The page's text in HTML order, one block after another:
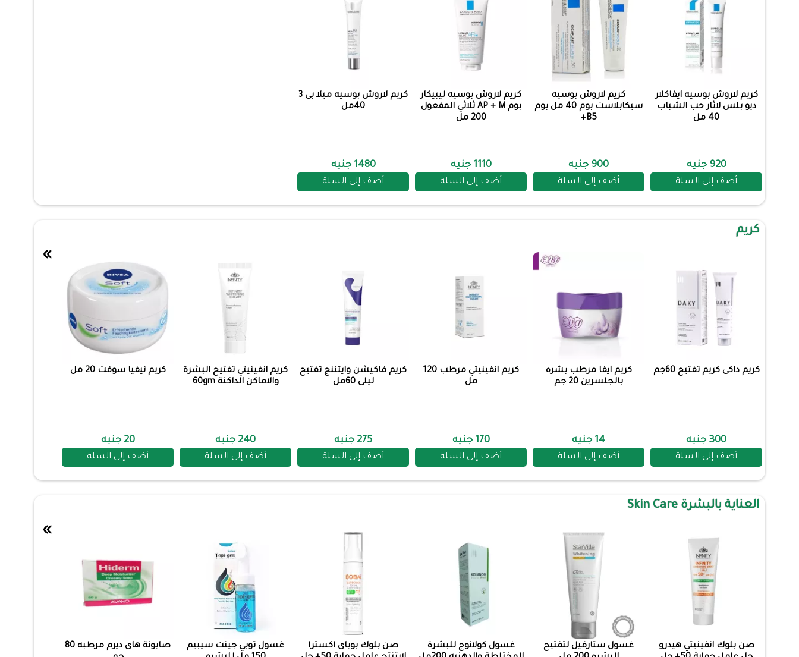
كريم لاروش بوسيه ايفاكلار
ديو بلس لاثار حب الشباب
40 مل
920 جنيه
أضف إلى السلة
كريم لاروش بوسيه
سيكابلاست بوم 40 مل بوم
B5+
900 جنيه
أضف إلى السلة
كريم لاروش بوسيه ليبيكار
بوم AP + M ثلاثي المفعول
200 مل
1110 جنيه
أضف إلى السلة
كريم لاروش بوسيه ميلا بى 3
40مل
1480 جنيه
أضف إلى السلة
كريم
كريم داكى كريم تفتيح 60جم
300 جنيه
أضف إلى السلة
كريم ايفا مرطب بشره
بالجلسرين 20 جم
14 جنيه
أضف إلى السلة
كريم انفينيتي مرطب 120
مل
170 جنيه
أضف إلى السلة
كريم فاكيشن وايتننج تفتيح
ليلى 60مل
275 جنيه
أضف إلى السلة
كريم انفينيتي تفتيح البشرة
والاماكن الداكنة 60gm
240 جنيه
أضف إلى السلة
كريم نيفيا سوفت 20 مل
20 جنيه
أضف إلى السلة
»
العناية بالبشرة Skin Care
صن بلوك انفينيتي هيدرو
غسول ستارفيل لتفتيح
غسول كولانوج للبشرة
صن بلوك بوباى اكسترا
غسول توبي جينت سيبيم
صابونة هاى ديرم مرطبه 80
»